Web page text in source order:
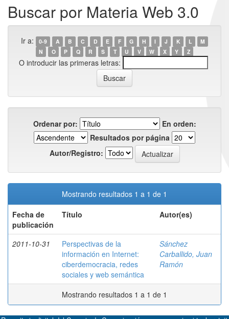
Buscar por Materia Web 3.0
Ir a: 0-9 A B C D E F G H I J K L
M
N
O P Q R S T U V W X Y Z
O introducir las primeras letras:
Ordenar por:
En orden:
Resultados por página
Autor/Registro:
Mostrando resultados 1 a 1 de 1
Fecha de
publicación
Título Autor(es)
2011-10-31
Perspectivas de la
información en Internet:
ciberdemocracia, redes
sociales y web semántica
Sánchez
Carballido, Juan
Ramón
Mostrando resultados 1 a 1 de 1